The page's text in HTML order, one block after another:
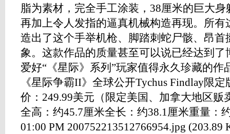
脂为素材，完全手工涂装，38厘米的巨大
再加上令人发指的逼真机械构造再现。所
造出了这个手举机枪、脚踏刺蛇尸骸、昂首
象。这款作品的质量甚至可以说已经达到
爱好“《星际》系列”玩家值得永久珍藏的作
《星际争霸II》全球公开Tychus Findlay限
价：249.99美元（限定美国、加拿大地区贩
全高：约45.7厘米全长：约38.1厘米重量：
01:00 PM 200752213512766954.jpg